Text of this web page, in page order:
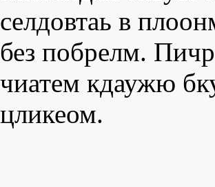
селдовтаь в
без побрелм.
чиатем кдаужю
цликеом.